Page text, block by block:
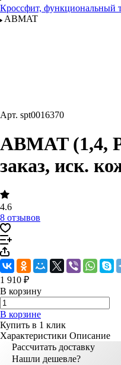
Кроссфит, функциональный
ABMAT
Арт. spt0016370
ABMAT
заказ, иск.
4.6
8 отзывов
1 910 ₽
В корзину
В корзине
Купить в 1 клик
Характеристики Описание
Рассчитать доставку
Нашли дешевле?